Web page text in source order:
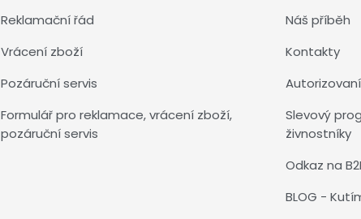
Reklamační řád
Vrácení zboží
Pozáruční servis
Formulář pro reklamace, vrácení zboží,
pozáruční servis
Náš příběh
Kontakty
Autorizovaní
Slevový
živnostníky
Odkaz na
BLOG -